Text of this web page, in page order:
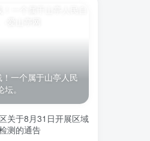
！一个属于山亭人民
。
关于8月31日开展区域
测的通告